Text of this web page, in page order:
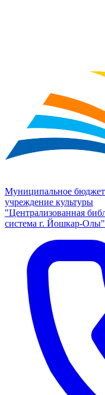
Муниципальное
учреждение культуры
"Централизованная
система г. Йошкар-Олы"